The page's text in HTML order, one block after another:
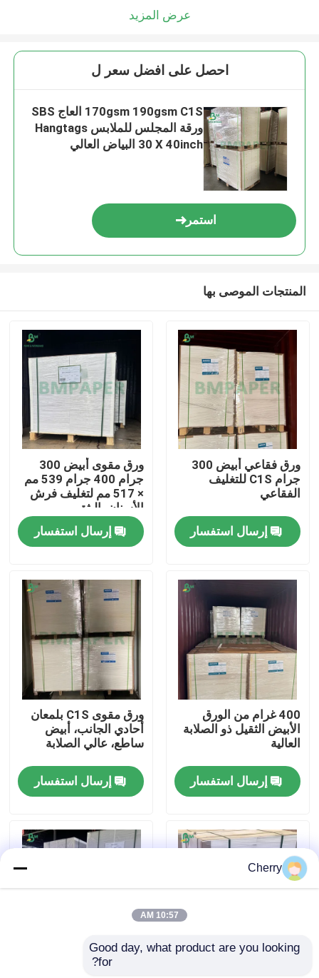
المنتجات
حول بنا
جولة في المعمل
ضبط الجودة
اتصل بنا
أخبار
جميع القضايا
عرض المزيد
احصل على افضل سعر ل
170gsm 190gsm C1S العاج SBS
ورقة المجلس للملابس Hangtags
30 X 40inch البياض العالي
استمر
المنتجات الموصى بها
ورق فقاعي أبيض 300
جرام C1S للتغليف
الفقاعي
إرسال استفسار
ورق مقوى أبيض 300
جرام 400 جرام 539 مم
× 517 مم لتغليف فرش
الأسنان بالبثق
إرسال استفسار
400 غرام من الورق
الأبيض الثقيل ذو الصلابة
العالية
إرسال استفسار
ورق مقوى C1S بلمعان
أحادي الجانب، أبيض
ساطع، عالي الصلابة
إرسال استفسار
280 غرام بطاقة بطاقة
Cherry
10:57 AM
Good day, what product are you looking
for?